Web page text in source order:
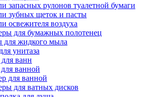
запасных рулонов туалетной бумаги
зубных щеток и пасты
освежителя воздуха
для бумажных полотенец
для жидкого мыла
унитаза
ванн
ванной
для ванной
для ватных дисков